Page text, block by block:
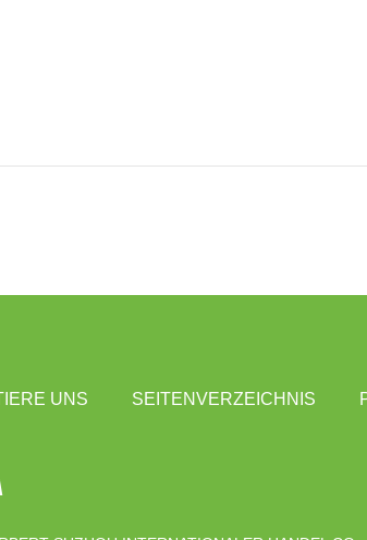
UNS SEITENVERZEICHNIS